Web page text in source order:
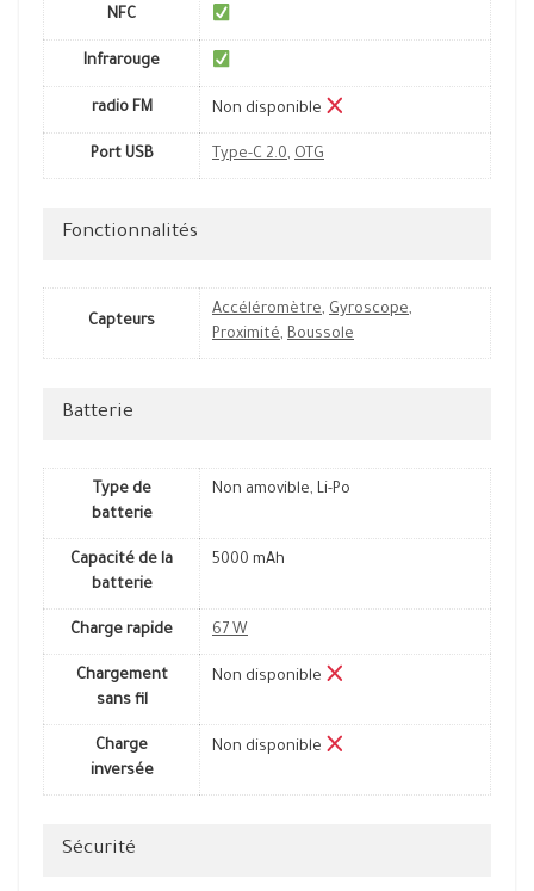
NFC
Infrarouge
radio FM Non disponible
Port USB Type-C 2.0, OTG
Fonctionnalités
Capteurs
Accéléromètre, Gyroscope,
Proximité, Boussole
Batterie
Type de
batterie
Non amovible, Li-Po
Capacité de la
batterie
5000 mAh
Charge rapide 67 W
Chargement
sans fil
Non disponible
Charge
inversée
Non disponible
Sécurité